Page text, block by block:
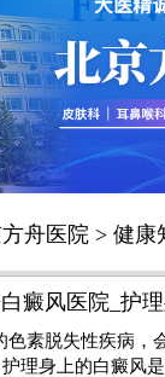
舟医院 >健康
癜风医院_护
素脱失性疾病，
理身上的白癜风